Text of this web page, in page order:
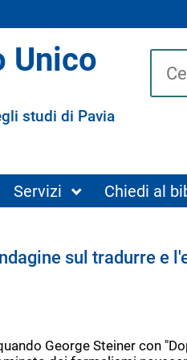
Unico
studi di Pavia
Servizi Chiedi al
sul tradurre e
George Steiner con